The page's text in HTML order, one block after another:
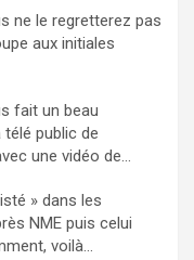
ne le regretterez pas
aux initiales
fait un beau
télé public de
une vidéo de...
» dans les
NME puis celui
voilà...